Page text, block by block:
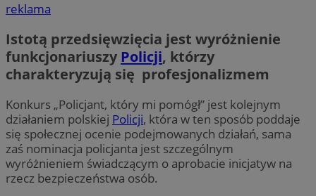
reklama
Istotą przedsięwzięcia jest wyróżnienie
funkcjonariuszy Policji, którzy
charakteryzują się profesjonalizmem
Konkurs „Policjant, który mi pomógł” jest kolejnym
działaniem polskiej Policji, która w ten sposób poddaje
się społecznej ocenie podejmowanych działań, sama
zaś nominacja policjanta jest szczególnym
wyróżnieniem świadczącym o aprobacie inicjatyw na
rzecz bezpieczeństwa osób.